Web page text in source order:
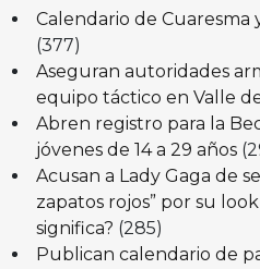
Calendario de Cuaresma
(377)
Aseguran autoridades
equipo táctico en Valle
Abren registro para la
jóvenes de 14 a 29 años
Acusan a Lady Gaga de
zapatos rojos” por su
significa? (285)
Publican calendario de